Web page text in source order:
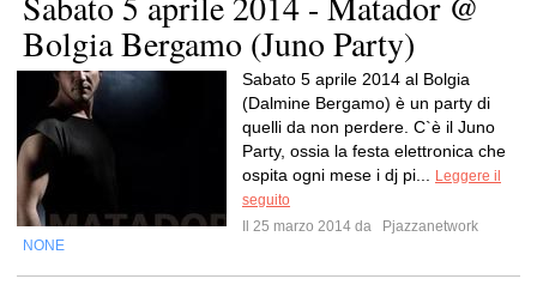
Bolgia Bergamo (Juno Party)
Sabato 5 aprile 2014 al Bolgia
(Dalmine Bergamo) è un party di
quelli da non perdere. C`è il Juno
Party, ossia la festa elettronica che
ospita ogni mese i dj pi...
Leggere il
seguito
Il 25 marzo 2014 da
Pjazzanetwork
NONE